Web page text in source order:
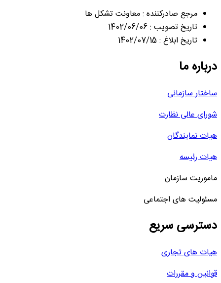
مرجع صادرکننده : معاونت تشکل ها
تاریخ تصویب : 1402/06/06
تاریخ ابلاغ : 1402/07/15
درباره ما
ساختار سازمانی
شورای عالی نظارت
هیات نمایندگان
هیات رئیسه
ماموریت سازمان
مسئولیت های اجتماعی
دسترسی سریع
هیات های تجاری
قوانین و مقررات